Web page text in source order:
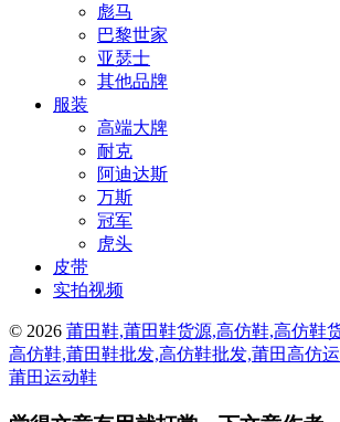
彪马
巴黎世家
亚瑟士
其他品牌
服装
高端大牌
耐克
阿迪达斯
万斯
冠军
虎头
皮带
实拍视频
© 2026 莆田鞋,莆田鞋货源,高仿鞋,高仿鞋
高仿鞋,莆田鞋批发,高仿鞋批发,莆田高仿
莆田运动鞋